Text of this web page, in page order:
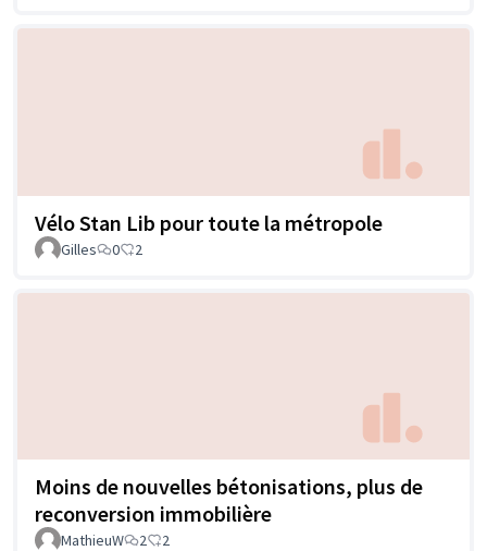
Vélo Stan Lib pour toute la métropole
Gilles 0 2
Moins de nouvelles bétonisations, plus de
reconversion immobilière
MathieuW 2 2